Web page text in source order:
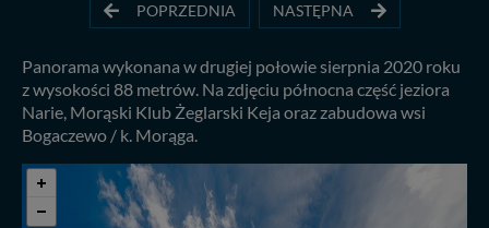
POPRZEDNIA NASTĘPNA
Panorama wykonana w drugiej połowie sierpnia 2020 roku
z wysokości 88 metrów. Na zdjęciu północna część jeziora
Narie, Morąski Klub Żeglarski Keja oraz zabudowa wsi
Bogaczewo / k. Morąga.